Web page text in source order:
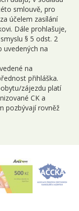
smlouvě, pro
účelem zasílání
Dále prohlašuje,
§ 5 odst. 2
uvedených na
na
přihláška.
zájezdu platí
CK a
pozbývají rovněž